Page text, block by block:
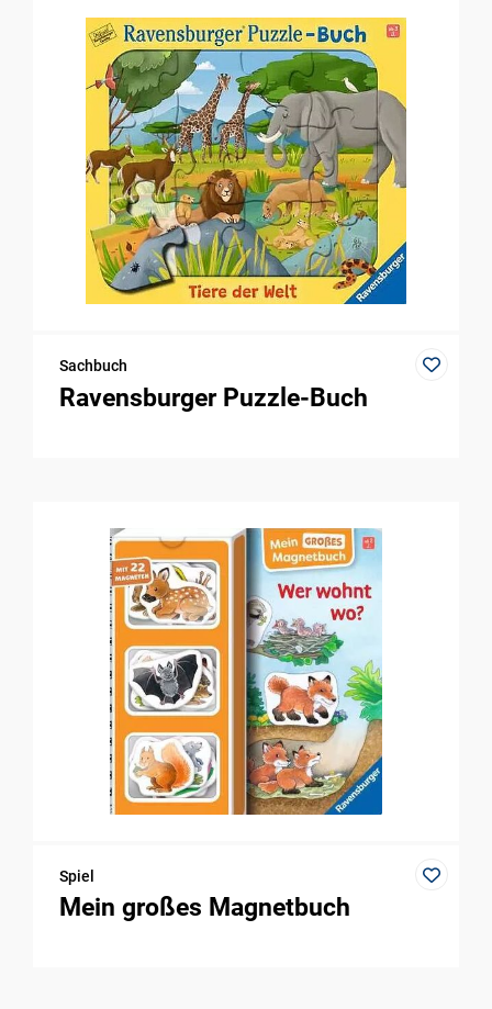
Sachbuch
Ravensburger Puzzle-Buch
Spiel
Mein großes Magnetbuch